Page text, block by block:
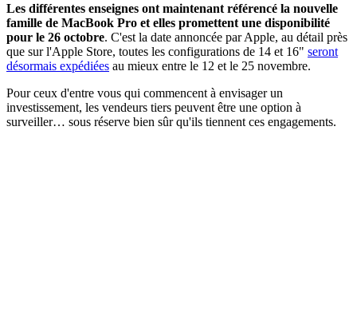
Les différentes enseignes ont maintenant référencé la nouvelle
famille de MacBook Pro et elles promettent une disponibilité
pour le 26 octobre. C'est la date annoncée par Apple, au détail près
que sur l'Apple Store, toutes les configurations de 14 et 16" seront
désormais expédiées au mieux entre le 12 et le 25 novembre.
Pour ceux d'entre vous qui commencent à envisager un
investissement, les vendeurs tiers peuvent être une option à
surveiller… sous réserve bien sûr qu'ils tiennent ces engagements.